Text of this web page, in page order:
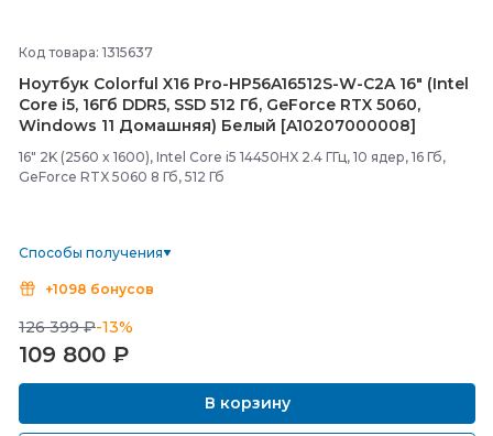
Код товара: 1315637
Ноутбук Colorful X16 Pro-HP56A16512S-W-C2A 16" (Intel
Core i5, 16Гб DDR5, SSD 512 Гб, GeForce RTX 5060,
Windows 11 Домашняя) Белый [A10207000008]
16" 2K (2560 x 1600), Intel Core i5 14450HX 2.4 ГГц, 10 ядер, 16 Гб,
GeForce RTX 5060 8 Гб, 512 Гб
Способы получения
+1098 бонусов
126 399 ₽-13%
109 800 ₽
В корзину